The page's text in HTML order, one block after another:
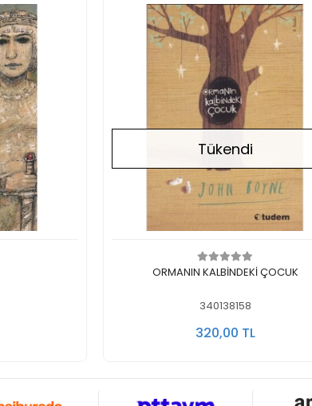
Stokta Yok
Tükendi
ORMANIN KALBİNDEKİ ÇOCUK
340138158
320,00 TL